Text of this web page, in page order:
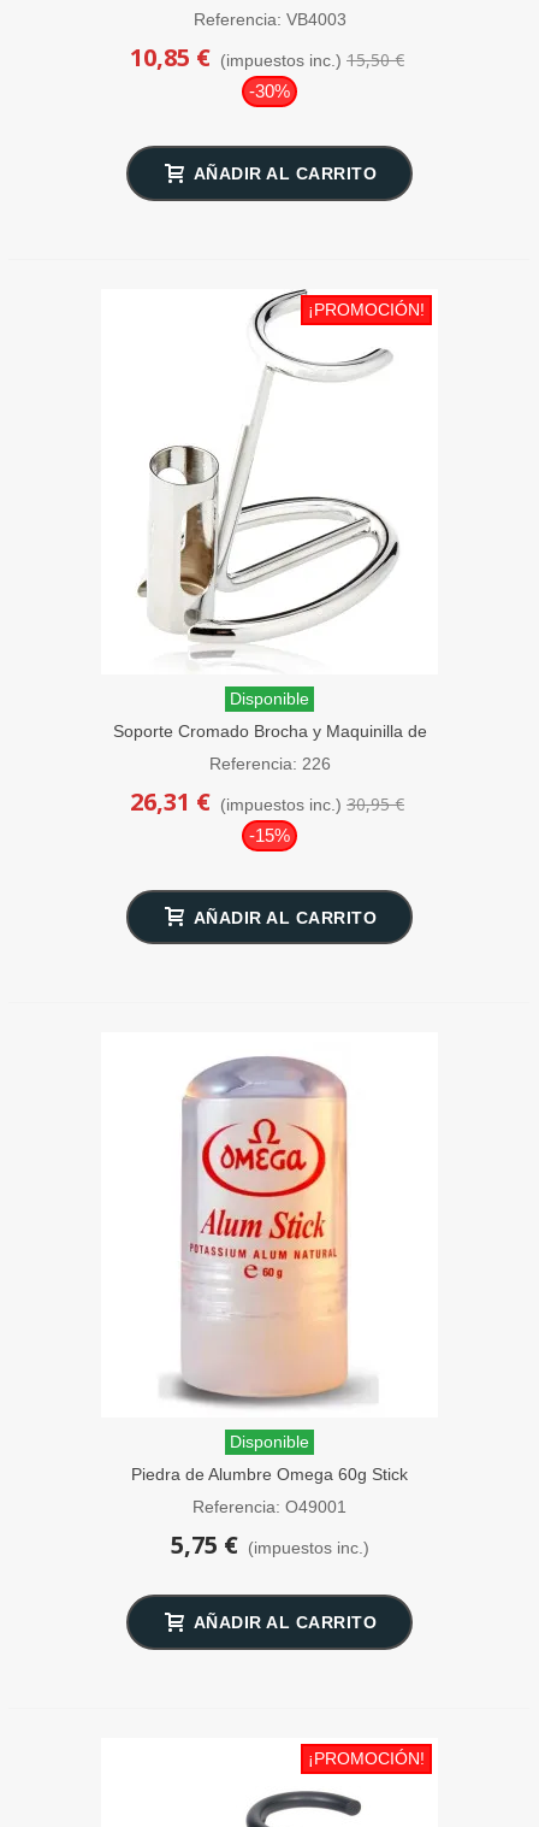
Barbería 50 ml.
Referencia: VB4003
10,85 € (impuestos inc.) 15,50 €
-30%
AÑADIR AL CARRITO
¡PROMOCIÓN!
Disponible
Soporte Cromado Brocha y Maquinilla de
Afeitar Omega
Referencia: 226
26,31 € (impuestos inc.) 30,95 €
-15%
AÑADIR AL CARRITO
Disponible
Piedra de Alumbre Omega 60g Stick
Referencia: O49001
5,75 € (impuestos inc.)
AÑADIR AL CARRITO
¡PROMOCIÓN!